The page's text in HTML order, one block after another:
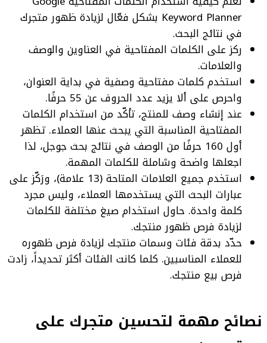
Keyword Planner بشكل فعّال لزيادة ظهور متجرك
في نتائج البحث.
ركز على الكلمات المفتاحية في العناوين والوصف
والعلامات.
استخدم كلمات مفتاحية وصفية في بداية العنوان،
واحرص على ألا يزيد عدد الحروف عن 55 حرفًا.
عند إنشاء وصف للمنتج، تأكّد من استخدام الكلمات
المفتاحية المناسبة التي يبحث عنها العملاء. تظهر
أول 160 حرفًا من الوصف في نتائج بحث جوجل، لذا
اجعلها واضحة وشاملة للكلمات المهمة.
استخدم جميع العلامات المتاحة (13 علامة)، ورَكّز على
عبارات البحث التي يستخدمها العملاء، وليس مجرد
كلمة واحدة. حاول استخدام صيغ مختلفة للكلمات
لزيادة فرص ظهور منتجك.
حدّد بدقة فئات وسمات منتجك لزيادة فرص ظهوره
للعملاء المناسبين. كلما كانت الفئات أكثر تحديداً، زادت
فرص بيع منتجك.
نصائح مهمة لتحسين متجرك على